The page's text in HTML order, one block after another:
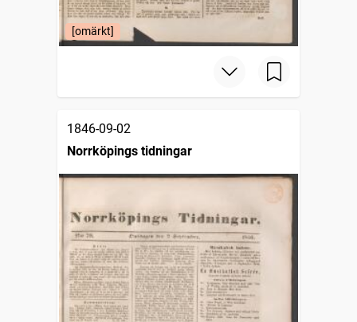
[omärkt]
1846-09-02
Norrköpings tidningar